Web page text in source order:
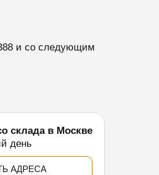
и со следующим
склада в Москве
день
АДРЕСА